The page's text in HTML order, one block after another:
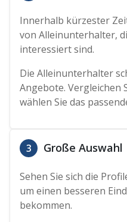
Innerhalb kürzester
von Alleinunterhalter,
interessiert sind.
Die Alleinunterhalter
Angebote. Vergleichen
wählen Sie das
3 Große Auswahl
Sehen Sie sich die
um einen besseren
bekommen.